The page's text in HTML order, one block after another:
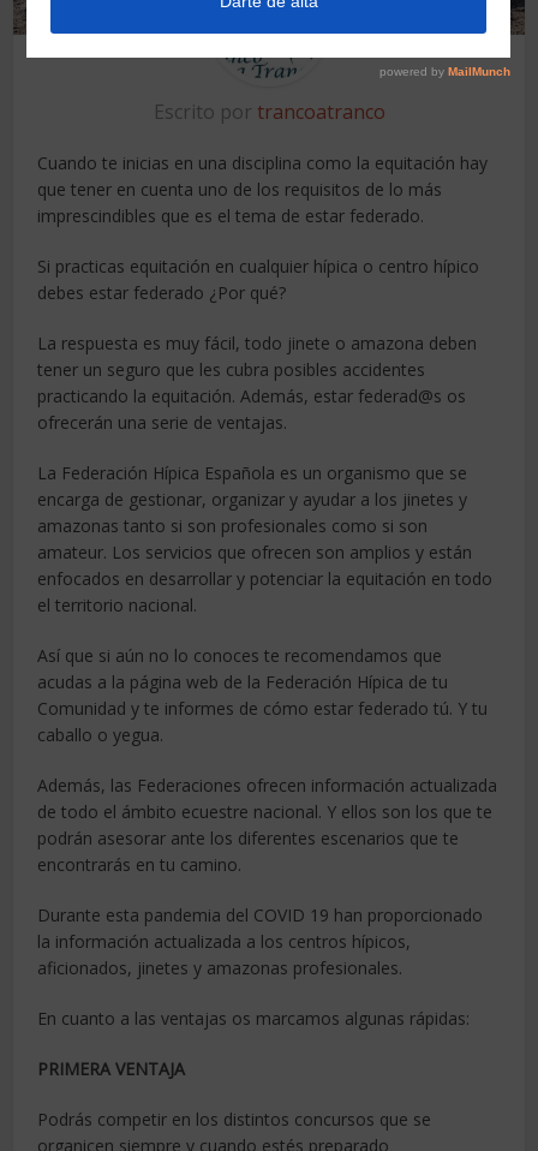
Escrito por trancoatranco
Cuando te inicias en una disciplina como la equitación hay
que tener en cuenta uno de los requisitos de lo más
imprescindibles que es el tema de estar federado.
Si practicas equitación en cualquier hípica o centro hípico
debes estar federado ¿Por qué?
La respuesta es muy fácil, todo jinete o amazona deben
tener un seguro que les cubra posibles accidentes
practicando la equitación. Además, estar federad@s os
ofrecerán una serie de ventajas.
La Federación Hípica Española es un organismo que se
encarga de gestionar, organizar y ayudar a los jinetes y
amazonas tanto si son profesionales como si son
amateur. Los servicios que ofrecen son amplios y están
enfocados en desarrollar y potenciar la equitación en todo
el territorio nacional.
Así que si aún no lo conoces te recomendamos que
acudas a la página web de la Federación Hípica de tu
Comunidad y te informes de cómo estar federado tú. Y tu
caballo o yegua.
Además, las Federaciones ofrecen información actualizada
de todo el ámbito ecuestre nacional. Y ellos son los que te
podrán asesorar ante los diferentes escenarios que te
encontrarás en tu camino.
Durante esta pandemia del COVID 19 han proporcionado
la información actualizada a los centros hípicos,
aficionados, jinetes y amazonas profesionales.
En cuanto a las ventajas os marcamos algunas rápidas:
PRIMERA VENTAJA
Podrás competir en los distintos concursos que se
organicen siempre y cuando estés preparado